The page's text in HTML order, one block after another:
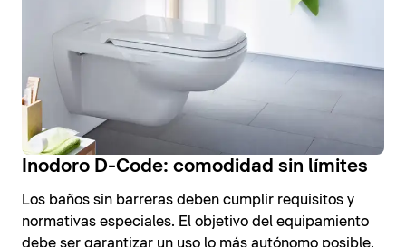
Inodoro D-Code: comodidad sin límites
Los baños sin barreras deben cumplir requisitos y
normativas especiales. El objetivo del equipamiento
debe ser garantizar un uso lo más autónomo posible.